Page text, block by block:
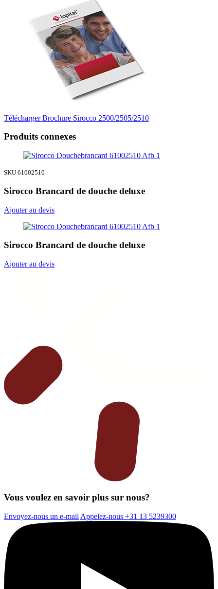
Télécharger Brochure Sirocco 2500/2505/2510
Produits connexes
SKU 61002510
Sirocco Brancard de douche deluxe
Ajouter au devis
Sirocco Brancard de douche deluxe
Ajouter au devis
Vous voulez en savoir plus sur nous?
Envoyez-nous un e-mail Appelez-nous +31 13 5239300